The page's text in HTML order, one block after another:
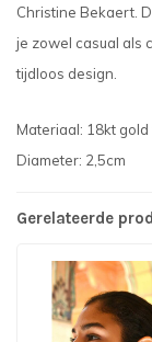
Christine Bekaert.
je zowel casual als
tijdloos design.
Materiaal: 18kt gold
Diameter: 2,5cm
Gerelateerde